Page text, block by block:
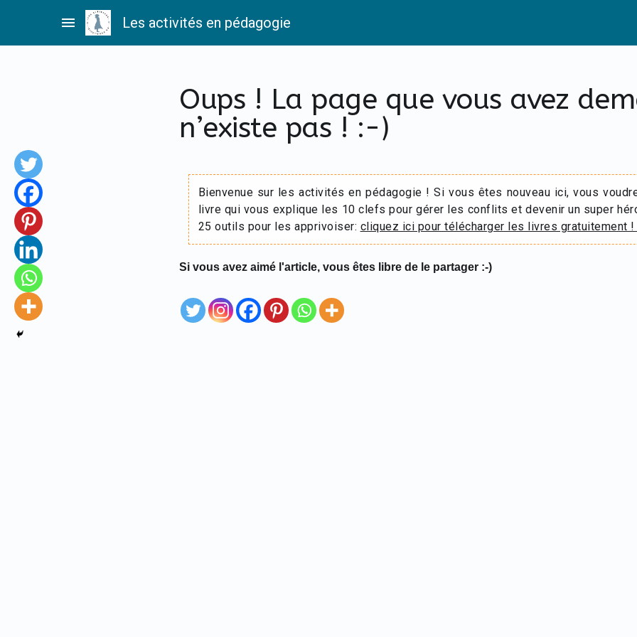
menu Les activités en pédagogie
Oups ! La page que vous avez
n’existe pas ! :-)
Bienvenue sur les activités en pédagogie ! Si vous êtes nouveau ici, vous
livre qui vous explique les 10 clefs pour gérer les conflits et devenir un super
25 outils pour les apprivoiser: cliquez ici pour télécharger les livres gratuitement !
Si vous avez aimé l'article, vous êtes libre de le partager :-)